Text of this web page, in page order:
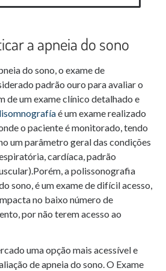
a apneia do sono
do sono, o exame de
padrão ouro para avaliar o
de um exame clínico detalhado e
é um exame realizado
o paciente é monitorado, tendo
um parâmetro geral das condições
cardíaca, padrão
a polissonografia
sono, é um exame de difícil acesso,
no baixo número de
por não terem acesso ao
uma opção mais acessível e
de apneia do sono. O Exame